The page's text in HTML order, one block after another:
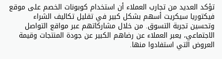
تؤكد العديد من تجارب العملاء أن استخدام كوبونات الخصم على موقع
فيكتوريا سيكريت أسهم بشكل كبير في تقليل تكاليف الشراء
وتحسين تجربة التسوق. من خلال مشاركاتهم عبر مواقع التواصل
الاجتماعي، يعبر العملاء عن رضاهم الكبير عن جودة المنتجات وقيمة
العروض التي استفادوا منها.